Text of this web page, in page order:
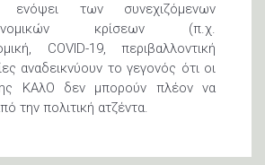
των συνεχιζόμενων
κρίσεων (π.χ.
COVID-19, περιβαλλοντική
αναδεικνύουν το γεγονός ότι οι
ΚΑλΟ δεν μπορούν πλέον να
την πολιτική ατζέντα.